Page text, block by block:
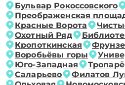
Бульвар Рокоссовского
Преображенская
Красные Ворота
Охотный Ряд
Кропоткинская
Воробьёвы горы
Юго-Западная
Саларьево
Филатов